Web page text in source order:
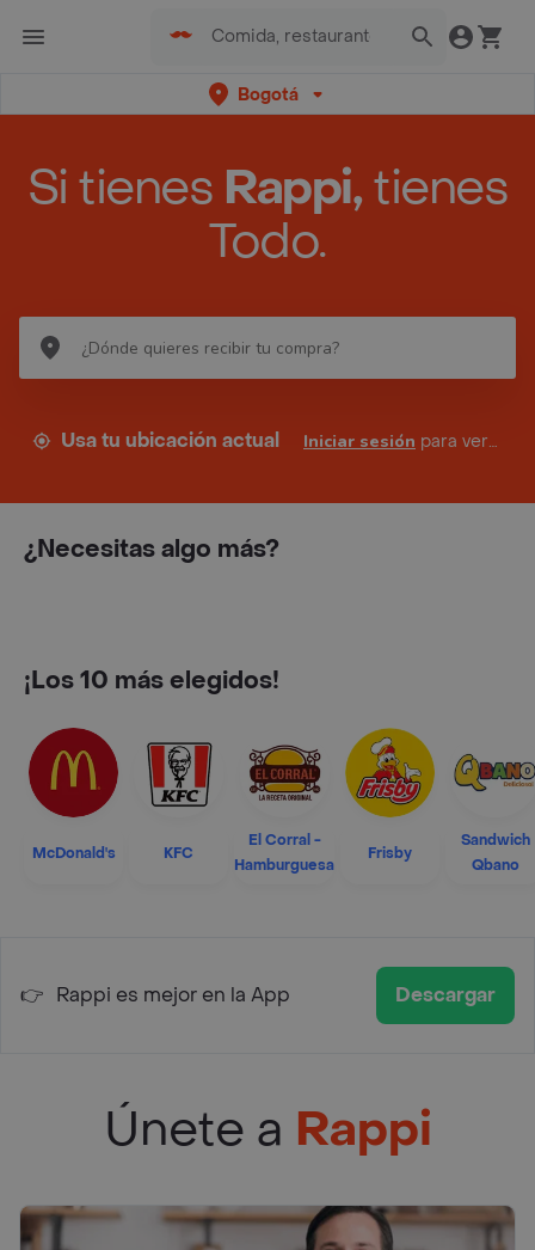
Bogotá
Si tienes Rappi,tienes
Todo.
Usa tu ubicación actual Iniciar sesión para ver tus direcciones
¿Necesitas algo más?
¡Los 10 más elegidos!
McDonald's KFC
El Corral -
Hamburguesa
Frisby
Sandwich
Qbano
👉 Rappi es mejor en la App Descargar
Únete a Rappi